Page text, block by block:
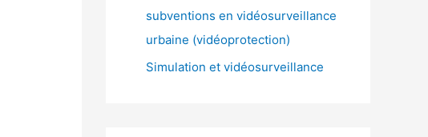
subventions en vidéosurveillance
urbaine (vidéoprotection)
Simulation et vidéosurveillance